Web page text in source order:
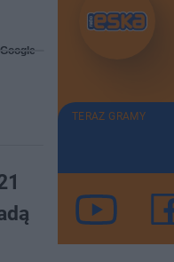
TERAZ GRAMY